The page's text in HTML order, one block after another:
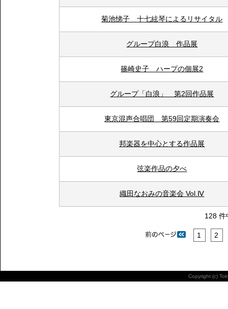
菊池悌子 十七絃琴によるリサイタル
グループ白浪 作品展
篠崎史子 ハープの個展2
グループ「白浪」 第2回作品展
東京混声合唱団 第59回定期演奏会
邦楽器を中心とする作品展
弦楽作品の夕べ
織田なおみの音楽会 Vol.Ⅳ
128 件
1 2
Copyright (c)